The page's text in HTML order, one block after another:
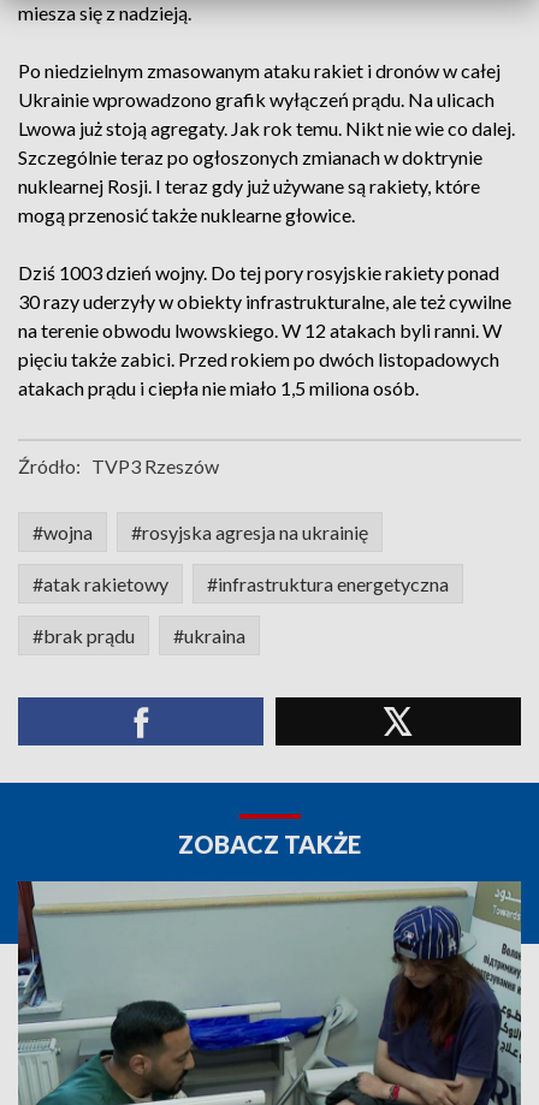
miesza się z nadzieją.
Po niedzielnym zmasowanym ataku rakiet i dronów w całej
Ukrainie wprowadzono grafik wyłączeń prądu. Na ulicach
Lwowa już stoją agregaty. Jak rok temu. Nikt nie wie co dalej.
Szczególnie teraz po ogłoszonych zmianach w doktrynie
nuklearnej Rosji. I teraz gdy już używane są rakiety, które
mogą przenosić także nuklearne głowice.
Dziś 1003 dzień wojny. Do tej pory rosyjskie rakiety ponad
30 razy uderzyły w obiekty infrastrukturalne, ale też cywilne
na terenie obwodu lwowskiego. W 12 atakach byli ranni. W
pięciu także zabici. Przed rokiem po dwóch listopadowych
atakach prądu i ciepła nie miało 1,5 miliona osób.
Źródło: TVP3 Rzeszów
#wojna #rosyjska agresja na ukrainię
#atak rakietowy #infrastruktura energetyczna
#brak prądu #ukraina
ZOBACZ TAKŻE